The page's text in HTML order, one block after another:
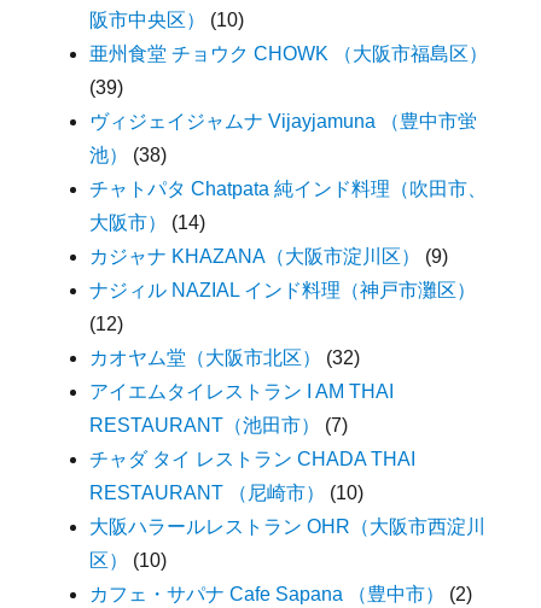
阪市中央区）
(10)
亜州食堂 チョウク CHOWK （大阪市福島区）
(39)
ヴィジェイジャムナ Vijayjamuna （豊中市蛍
池）
(38)
チャトパタ Chatpata 純インド料理（吹田市、
大阪市）
(14)
カジャナ KHAZANA（大阪市淀川区）
(9)
ナジィル NAZIAL インド料理（神戸市灘区）
(12)
カオヤム堂（大阪市北区）
(32)
アイエムタイレストラン I AM THAI
RESTAURANT（池田市）
(7)
チャダ タイ レストラン CHADA THAI
RESTAURANT （尼崎市）
(10)
大阪ハラールレストラン OHR（大阪市西淀川
区）
(10)
カフェ・サパナ Cafe Sapana （豊中市）
(2)